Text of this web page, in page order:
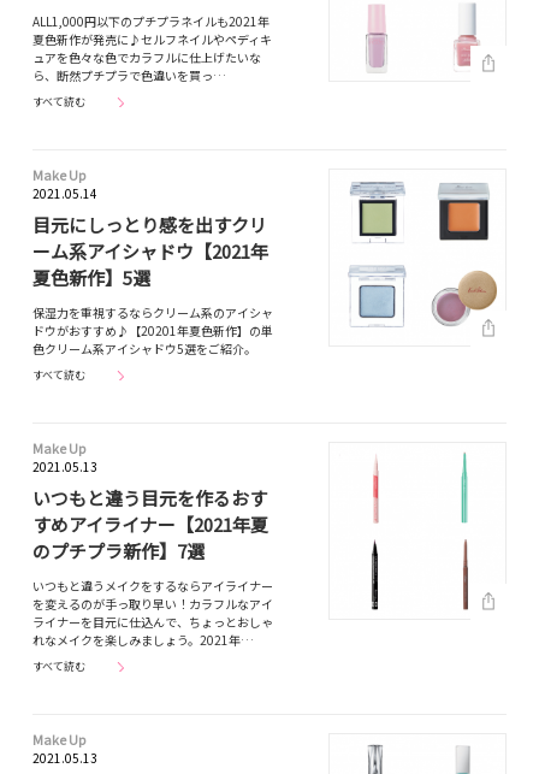
ALL1,000円以下のプチプラネイルも2021年
夏色新作が発売に♪セルフネイルやペディキ
ュアを色々な色でカラフルに仕上げたいな
ら、断然プチプラで色違いを買っ…
すべて読む
Make Up
2021.05.14
目元にしっとり感を出すクリ
ーム系アイシャドウ【2021年
夏色新作】5選
保湿力を重視するならクリーム系のアイシャ
ドウがおすすめ♪【20201年夏色新作】の単
色クリーム系アイシャドウ5選をご紹介。
すべて読む
Make Up
2021.05.13
いつもと違う目元を作るおす
すめアイライナー【2021年夏
のプチプラ新作】7選
いつもと違うメイクをするならアイライナー
を変えるのが手っ取り早い！カラフルなアイ
ライナーを目元に仕込んで、ちょっとおしゃ
れなメイクを楽しみましょう。2021年…
すべて読む
Make Up
2021.05.13